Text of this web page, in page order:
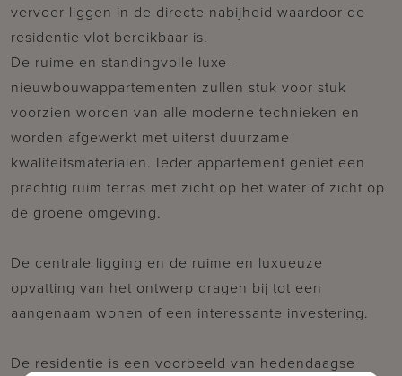
vervoer liggen in de directe nabijheid waardoor de
residentie vlot bereikbaar is.
De ruime en standingvolle luxe-
nieuwbouwappartementen zullen stuk voor stuk
voorzien worden van alle moderne technieken en
worden afgewerkt met uiterst duurzame
kwaliteitsmaterialen. Ieder appartement geniet een
prachtig ruim terras met zicht op het water of zicht op
de groene omgeving.
De centrale ligging en de ruime en luxueuze
opvatting van het ontwerp dragen bij tot een
aangenaam wonen of een interessante investering.
De residentie is een voorbeeld van hedendaagse